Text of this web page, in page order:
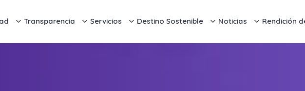
Transparencia Servicios Destino Sostenible Noticias Rendición